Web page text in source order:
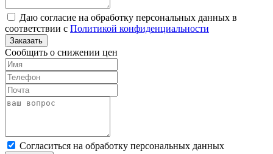
Даю согласие на обработку персональных данных в
соответствии с Политикой конфиденциальности
Заказать
Сообщить о снижении цен
Cогласиться на обработку персональных данных